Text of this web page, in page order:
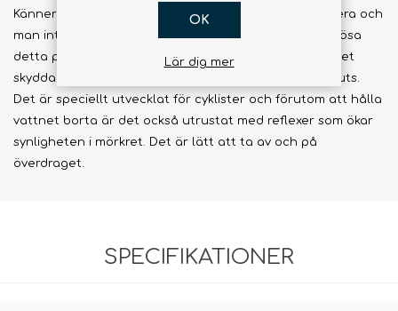
Känner du känslan när man måste cykla i regn eller lera och
man inte har vattentäta skor på? Vaude har försökt lösa
detta problem med detta överdrag för skor. Överdraget
skyddar dina skor och fötter från vatten, vind och smuts.
Det är speciellt utvecklat för cyklister och förutom att hålla
vattnet borta är det också utrustat med reflexer som ökar
synligheten i mörkret. Det är lätt att ta av och på
överdraget.
SPECIFIKATIONER
OK
Lär dig mer